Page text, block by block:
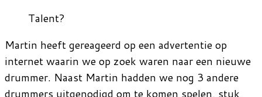
Talent?
Martin heeft gereageerd op een advertentie op
internet waarin we op zoek waren naar een nieuwe
drummer. Naast Martin hadden we nog 3 andere
drummers uitgenodigd om te komen spelen, stuk